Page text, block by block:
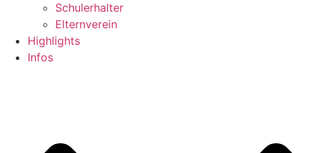
Schulerhalter
Elternverein
Highlights
Infos